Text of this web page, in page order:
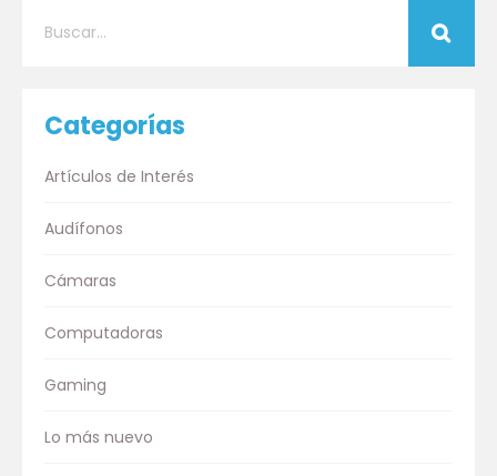
Categorías
Artículos de Interés
Audífonos
Cámaras
Computadoras
Gaming
Lo más nuevo